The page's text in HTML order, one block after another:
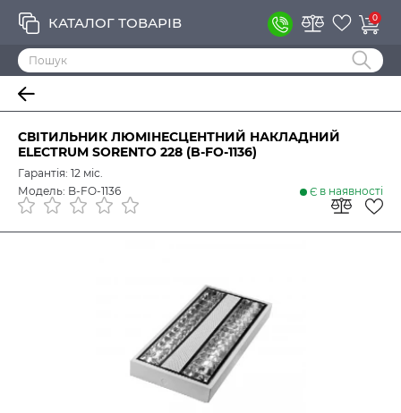
КАТАЛОГ ТОВАРІВ 0
СВІТИЛЬНИК ЛЮМІНЕСЦЕНТНИЙ НАКЛАДНИЙ
ELECTRUM SORENTO 228 (B-FO-1136)
Гарантія: 12 міс.
Модель: B-FO-1136
Є в наявності